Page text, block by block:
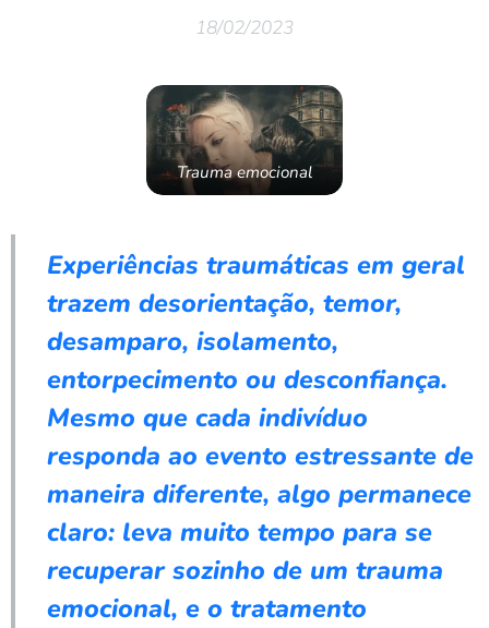
18/02/2023
Trauma emocional
Experiências traumáticas em geral
trazem desorientação, temor,
desamparo, isolamento,
entorpecimento ou desconfiança.
Mesmo que cada indivíduo
responda ao evento estressante de
maneira diferente, algo permanece
claro: leva muito tempo para se
recuperar sozinho de um trauma
emocional, e o tratamento